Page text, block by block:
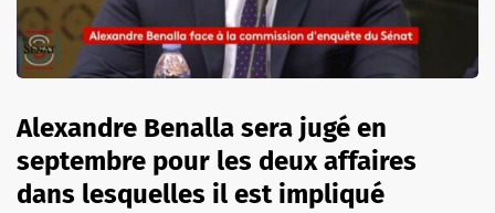
Alexandre Benalla sera jugé en
septembre pour les deux affaires
dans lesquelles il est impliqué